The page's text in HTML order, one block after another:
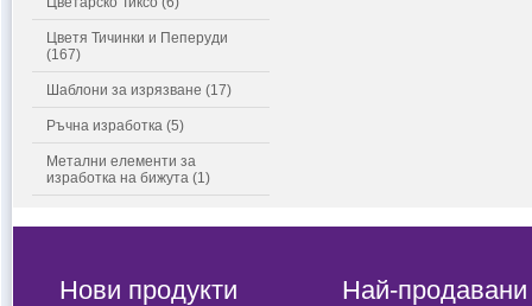
Цветя Тичинки и Пеперуди
(167)
Шаблони за изрязване (17)
Ръчна изработка (5)
Метални елементи за
изработка на бижута (1)
Нови продукти Най-продавани